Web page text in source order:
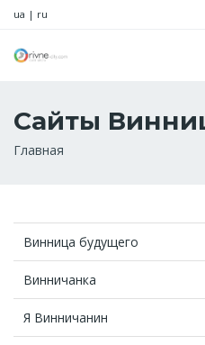
ua | ru
Сайты
Строка
Главная
Винница будущего
Винничанка
Я Винничанин